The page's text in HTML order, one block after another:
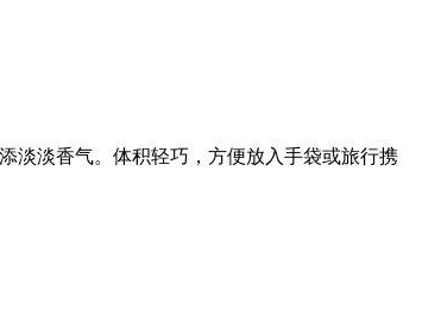
淡淡香气。体积轻巧，方便放入手袋或旅行携